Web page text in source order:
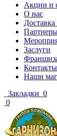
Акции и
О нас
Доставка
Заслуги
Контакты
Наши
Закладки 0
0